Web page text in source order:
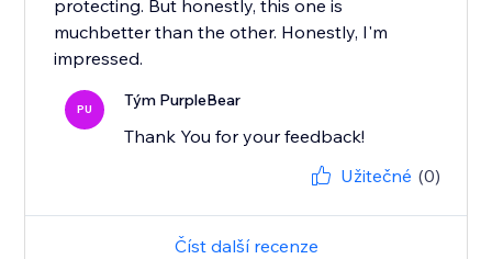
protecting. But honestly, this one is
muchbetter than the other. Honestly, I'm
impressed.
PU Tým PurpleBear
Thank You for your feedback!
Užitečné (0)
Číst další recenze